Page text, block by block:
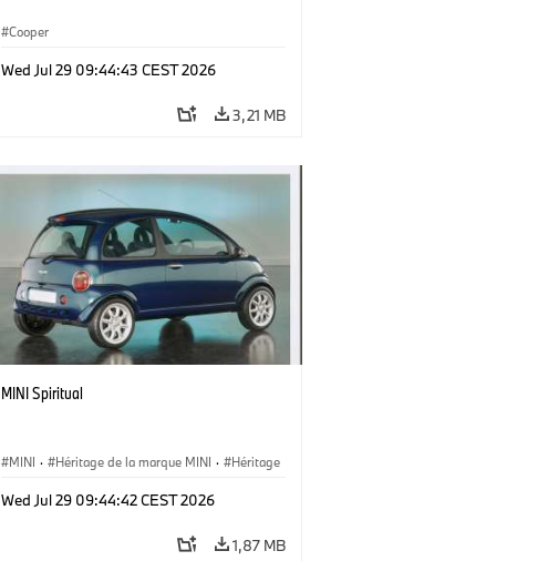
Cooper
Wed Jul 29 09:44:43 CEST 2026
3,21 MB
MINI Spiritual
MINI · Héritage de la marque MINI ·
Héritage
Wed Jul 29 09:44:42 CEST 2026
1,87 MB